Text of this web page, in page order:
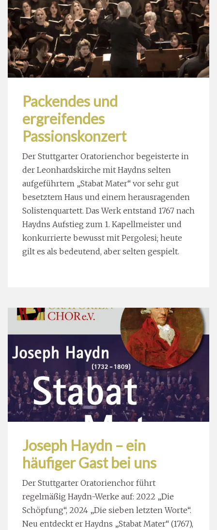
Packendes und
ergreifendes
Passionskonzert
Der Stuttgarter Oratorienchor begeisterte in
der Leonhardskirche mit Haydns selten
aufgeführtem „Stabat Mater“ vor sehr gut
besetztem Haus und einem herausragenden
Solistenquartett. Das Werk entstand 1767 nach
Haydns Aufstieg zum 1. Kapellmeister und
konkurrierte bewusst mit Pergolesi; heute
gilt es als bedeutend, aber selten gespielt.
Joseph Haydn – ein
häufiger Gast bei uns
Der Stuttgarter Oratorienchor führt
regelmäßig Haydn-Werke auf: 2022 „Die
Schöpfung“, 2024 „Die sieben letzten Worte“.
Neu entdeckt er Haydns „Stabat Mater“ (1767),